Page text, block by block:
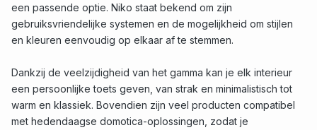
een passende optie. Niko staat bekend om zijn
gebruiksvriendelijke systemen en de mogelijkheid om stijlen
en kleuren eenvoudig op elkaar af te stemmen.
Dankzij de veelzijdigheid van het gamma kan je elk interieur
een persoonlijke toets geven, van strak en minimalistisch tot
warm en klassiek. Bovendien zijn veel producten compatibel
met hedendaagse domotica-oplossingen, zodat je